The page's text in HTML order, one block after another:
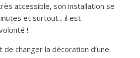
accessible, son installation se
et surtout... il est
!
changer la décoration d’une